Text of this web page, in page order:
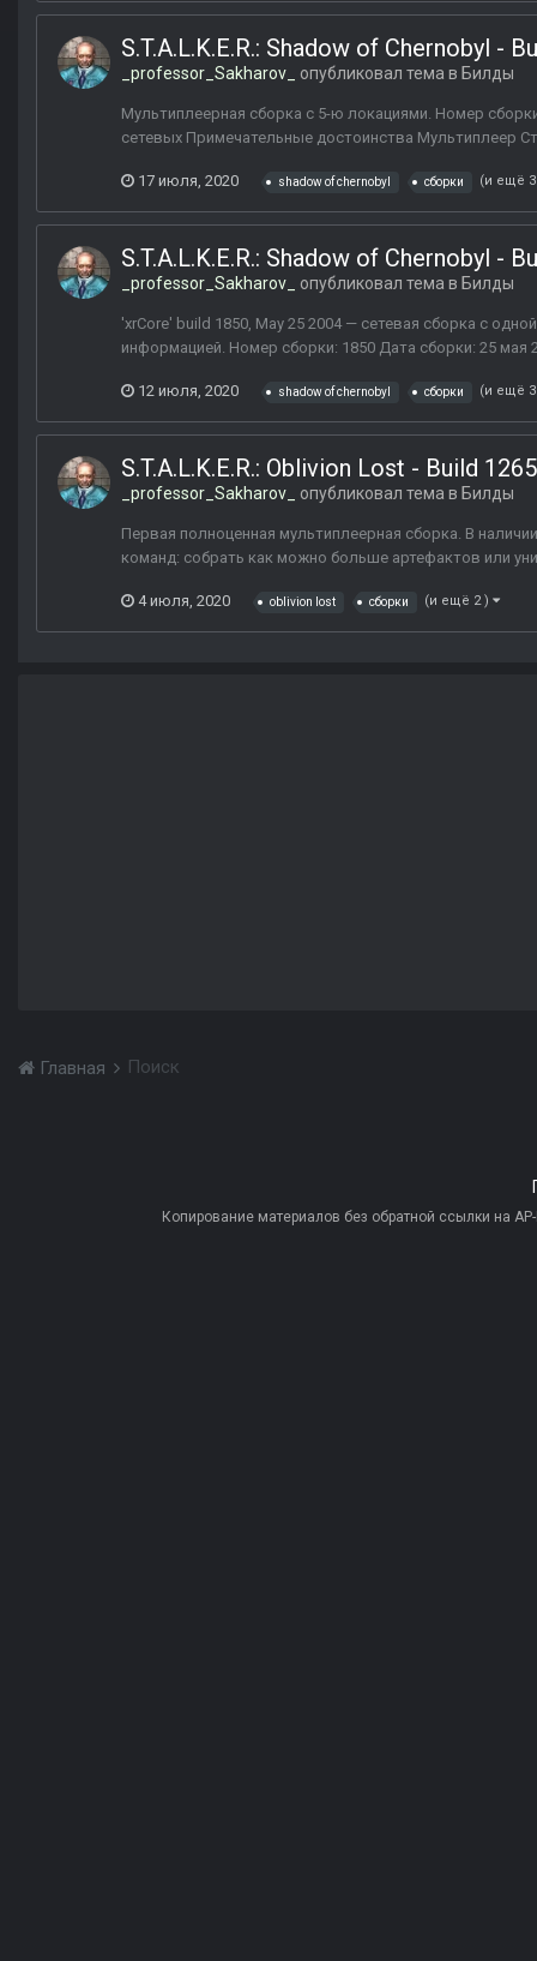
S.T.A.L.K.E.R.: Shadow of Chernobyl -
_professor_Sakharov_ опубликовал тема в Билды
Мультиплеерная сборка с 5-ю локациями. Номер
сетевых Примечательные достоинства Мультиплеер
17 июля, 2020 shadow of chernobyl сборки (и ещё
S.T.A.L.K.E.R.: Shadow of Chernobyl -
_professor_Sakharov_ опубликовал тема в Билды
'xrCore' build 1850, May 25 2004 — сетевая сборка с
информацией. Номер сборки: 1850 Дата сборки: 25 мая
12 июля, 2020 shadow of chernobyl сборки (и ещё
S.T.A.L.K.E.R.: Oblivion Lost - Build
_professor_Sakharov_ опубликовал тема в Билды
Первая полноценная мультиплеерная сборка. В
команд: собрать как можно больше артефактов или
4 июля, 2020 oblivion lost сборки (и ещё 2 )
Главная Поиск
Копирование материалов без обратной ссылки на